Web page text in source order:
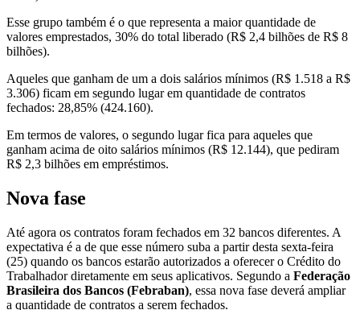
Esse grupo também é o que representa a maior quantidade de
valores emprestados, 30% do total liberado (R$ 2,4 bilhões de R$ 8
bilhões).
Aqueles que ganham de um a dois salários mínimos (R$ 1.518 a R$
3.306) ficam em segundo lugar em quantidade de contratos
fechados: 28,85% (424.160).
Em termos de valores, o segundo lugar fica para aqueles que
ganham acima de oito salários mínimos (R$ 12.144), que pediram
R$ 2,3 bilhões em empréstimos.
Nova fase
Até agora os contratos foram fechados em 32 bancos diferentes. A
expectativa é a de que esse número suba a partir desta sexta-feira
(25) quando os bancos estarão autorizados a oferecer o Crédito do
Trabalhador diretamente em seus aplicativos. Segundo a Federação
Brasileira dos Bancos (Febraban), essa nova fase deverá ampliar
a quantidade de contratos a serem fechados.